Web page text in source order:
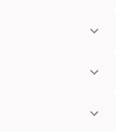
incluidas opciones sin
un número de